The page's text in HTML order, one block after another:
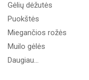
Gėlių dėžutės
Puokštės
Miegančios rožės
Muilo gėlės
Daugiau...